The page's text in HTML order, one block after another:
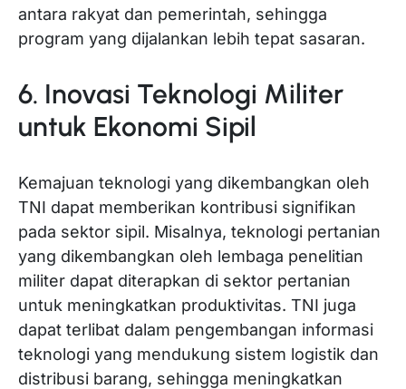
antara rakyat dan pemerintah, sehingga
program yang dijalankan lebih tepat sasaran.
6. Inovasi Teknologi Militer
untuk Ekonomi Sipil
Kemajuan teknologi yang dikembangkan oleh
TNI dapat memberikan kontribusi signifikan
pada sektor sipil. Misalnya, teknologi pertanian
yang dikembangkan oleh lembaga penelitian
militer dapat diterapkan di sektor pertanian
untuk meningkatkan produktivitas. TNI juga
dapat terlibat dalam pengembangan informasi
teknologi yang mendukung sistem logistik dan
distribusi barang, sehingga meningkatkan